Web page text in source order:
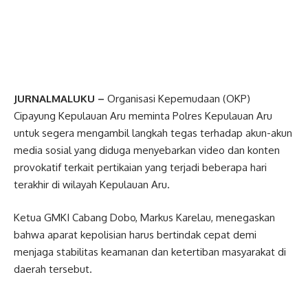
JURNALMALUKU – Organisasi Kepemudaan (OKP)
Cipayung Kepulauan Aru meminta Polres Kepulauan Aru
untuk segera mengambil langkah tegas terhadap akun-akun
media sosial yang diduga menyebarkan video dan konten
provokatif terkait pertikaian yang terjadi beberapa hari
terakhir di wilayah Kepulauan Aru.
Ketua GMKI Cabang Dobo, Markus Karelau, menegaskan
bahwa aparat kepolisian harus bertindak cepat demi
menjaga stabilitas keamanan dan ketertiban masyarakat di
daerah tersebut.